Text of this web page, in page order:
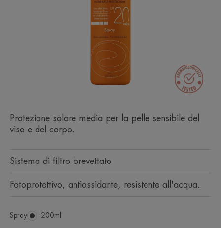
Protezione solare media per la pelle sensibile del
viso e del corpo.
Sistema di filtro brevettato
Fotoprotettivo, antiossidante, resistente all'acqua.
Spray Spray
200ml